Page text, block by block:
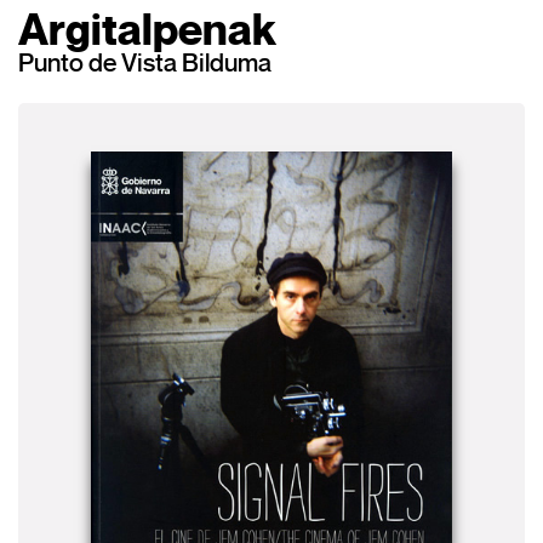
Argitalpenak
Punto de Vista Bilduma